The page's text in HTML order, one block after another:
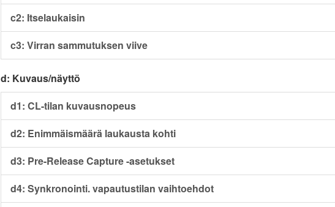
c2: Itselaukaisin
c3: Virran sammutuksen viive
d: Kuvaus/näyttö
d1: CL-tilan kuvausnopeus
d2: Enimmäismäärä laukausta kohti
d3: Pre-Release Capture -asetukset
d4: Synkronointi. vapautustilan vaihtoehdot